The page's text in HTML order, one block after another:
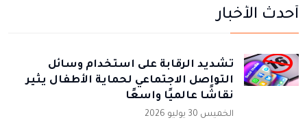
أحدث الأخبار
تشديد الرقابة على استخدام وسائل
التواصل الاجتماعي لحماية الأطفال يثير
نقاشًا عالميًا واسعًا
الخميس 30 يوليو 2026